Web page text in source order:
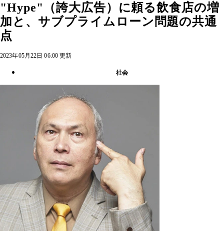
"Hype"（誇大広告）に頼る飲食店の増
加と、サブプライムローン問題の共通
点
2023年05月22日 06:00 更新
社会